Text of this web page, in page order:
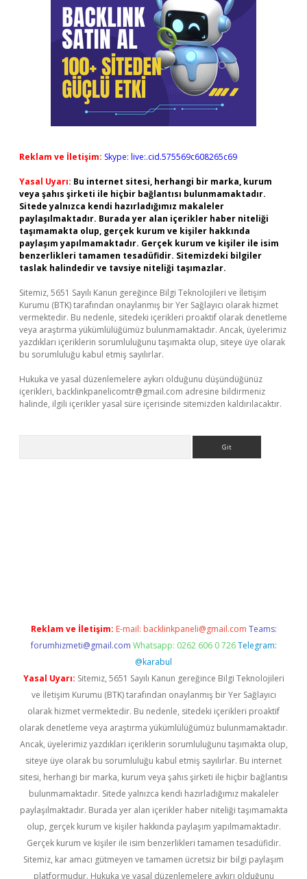
Reklam ve İletişim: Skype: live:.cid.575569c608265c69
Yasal Uyarı: Bu internet sitesi, herhangi bir marka, kurum
veya şahıs şirketi ile hiçbir bağlantısı bulunmamaktadır.
Sitede yalnızca kendi hazırladığımız makaleler
paylaşılmaktadır. Burada yer alan içerikler haber niteliği
taşımamakta olup, gerçek kurum ve kişiler hakkında
paylaşım yapılmamaktadır. Gerçek kurum ve kişiler ile isim
benzerlikleri tamamen tesadüfidir. Sitemizdeki bilgiler
taslak halindedir ve tavsiye niteliği taşımazlar.
Sitemiz, 5651 Sayılı Kanun gereğince Bilgi Teknolojileri ve İletişim
Kurumu (BTK) tarafından onaylanmış bir Yer Sağlayıcı olarak hizmet
vermektedir. Bu nedenle, sitedeki içerikleri proaktif olarak denetleme
veya araştırma yükümlülüğümüz bulunmamaktadır. Ancak, üyelerimiz
yazdıkları içeriklerin sorumluluğunu taşımakta olup, siteye üye olarak
bu sorumluluğu kabul etmiş sayılırlar.
Hukuka ve yasal düzenlemelere aykırı olduğunu düşündüğünüz
içerikleri, backlinkpanelicomtr@gmail.com adresine bildirmeniz
halinde, ilgili içerikler yasal süre içerisinde sitemizden kaldırılacaktır.
Reklam ve İletişim: E-mail: backlinkpaneli@gmail.com Teams:
forumhizmeti@gmail.com Whatsapp: 0262 606 0 726 Telegram:
@karabul
Yasal Uyarı: Sitemiz, 5651 Sayılı Kanun gereğince Bilgi Teknolojileri
ve İletişim Kurumu (BTK) tarafından onaylanmış bir Yer Sağlayıcı
olarak hizmet vermektedir. Bu nedenle, sitedeki içerikleri proaktif
olarak denetleme veya araştırma yükümlülüğümüz bulunmamaktadır.
Ancak, üyelerimiz yazdıkları içeriklerin sorumluluğunu taşımakta olup,
siteye üye olarak bu sorumluluğu kabul etmiş sayılırlar. Bu internet
sitesi, herhangi bir marka, kurum veya şahıs şirketi ile hiçbir bağlantısı
bulunmamaktadır. Sitede yalnızca kendi hazırladığımız makaleler
paylaşılmaktadır. Burada yer alan içerikler haber niteliği taşımamakta
olup, gerçek kurum ve kişiler hakkında paylaşım yapılmamaktadır.
Gerçek kurum ve kişiler ile isim benzerlikleri tamamen tesadüfidir.
Sitemiz, kar amacı gütmeyen ve tamamen ücretsiz bir bilgi paylaşım
platformudur. Hukuka ve yasal düzenlemelere aykırı olduğunu